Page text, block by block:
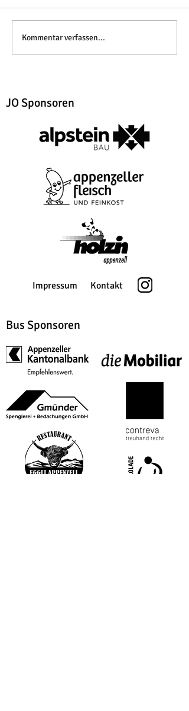
Kommentar verfassen...
JO Sponsoren
Impressum Kontakt
Bus Sponsoren